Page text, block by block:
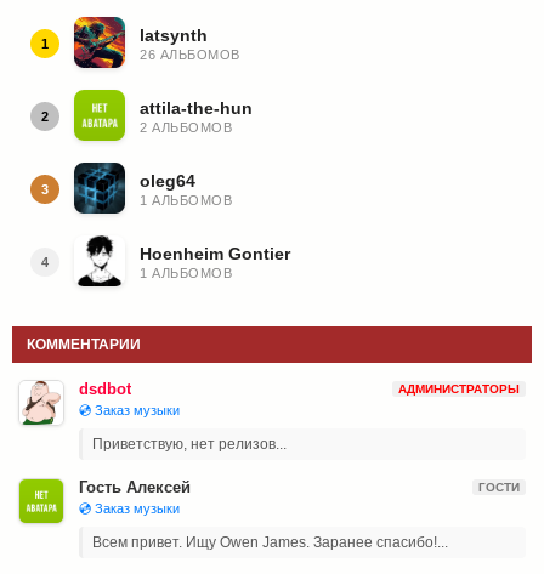
1 latsynth
26 АЛЬБОМОВ
2 attila-the-hun
2 АЛЬБОМОВ
3 oleg64
1 АЛЬБОМОВ
4 Hoenheim Gontier
1 АЛЬБОМОВ
КОММЕНТАРИИ
dsdbot АДМИНИСТРАТОРЫ
💿 Заказ музыки
Приветствую, нет релизов...
Гость Алексей ГОСТИ
💿 Заказ музыки
Всем привет. Ищу Owen James. Заранее спасибо!...